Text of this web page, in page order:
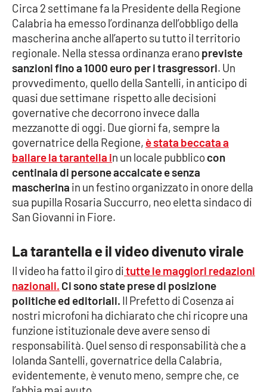
Politica
Sanità
Società
Sport
RUBRICHE
Good Morning Vietnam
Parchi Marini Calabria
Leggendo Alvaro insieme
Imprese Di Calabria
Le perfidie di Antonella Grippo
Venti di comunicazione
STREAMING
Circa 2 settimane fa la Presidente della Regione
Calabria ha emesso l’ordinanza dell’obbligo della
mascherina anche all’aperto su tutto il territorio
regionale. Nella stessa ordinanza eranopreviste
sanzioni fino a 1000 euro per i trasgressori. Un
provvedimento, quello della Santelli, in anticipo di
quasi due settimane rispetto alle decisioni
governative che decorrono invece dalla
mezzanotte di oggi. Due giorni fa, sempre la
governatrice della Regione, è stata beccata a
ballare la tarantella in un locale pubblicocon
centinaia di persone accalcate e senza
mascherina in un festino organizzato in onore della
sua pupilla Rosaria Succurro, neo eletta sindaco di
San Giovanni in Fiore.
La tarantella e il video divenuto virale
Il video ha fatto il giro ditutte le maggiori redazioni
nazionali. Ci sono state prese di posizione
politiche ed editoriali. Il Prefetto di Cosenza ai
nostri microfoni ha dichiarato che chi ricopre una
funzione istituzionale deve avere senso di
responsabilità. Quel senso di responsabilità che a
Iolanda Santelli, governatrice della Calabria,
evidentemente, è venuto meno, sempre che, ce